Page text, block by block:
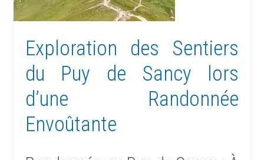
Exploration des Sentiers
du Puy de Sancy lors
d’une Randonnée
Envoûtante